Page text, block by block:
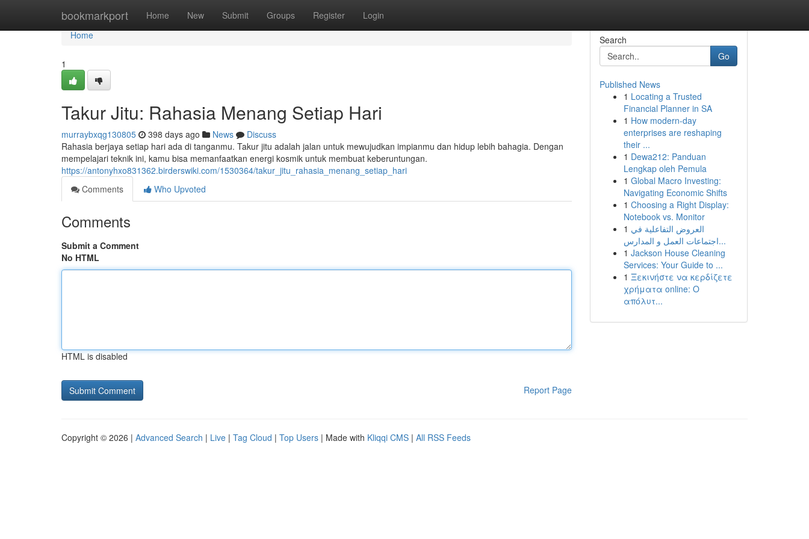
bookmarkport Home New Submit Groups Register Login
Home
Home
1
Takur Jitu: Rahasia Menang Setiap Hari
murraybxqg130805 398 days ago News
Discuss
Rahasia berjaya setiap hari ada di tanganmu. Takur jitu adalah jalan untuk mewujudkan impianmu dan hidup lebih bahagia. Dengan
mempelajari teknik ini, kamu bisa memanfaatkan energi kosmik untuk membuat keberuntungan.
https://antonyhxo831362.birderswiki.com/1530364/takur_jitu_rahasia_menang_setiap_hari
Comments
Who Upvoted
Comments
Submit a Comment
No HTML
HTML is disabled
Report Page
Search
Go
Published News
1 Locating a Trusted
Financial Planner in SA
1 How modern-day
enterprises are reshaping
their ...
1 Dewa212: Panduan
Lengkap oleh Pemula
1 Global Macro Investing:
Navigating Economic Shifts
1 Choosing a Right Display:
Notebook vs. Monitor
1 العروض التفاعلية في
اجتماعات العمل و المدارس...
1 Jackson House Cleaning
Services: Your Guide to ...
1 Ξεκινήστε να κερδίζετε
χρήματα online: Ο
απόλυτ...
Copyright © 2026 | Advanced Search | Live | Tag Cloud | Top Users | Made with Kliqqi CMS | All RSS Feeds